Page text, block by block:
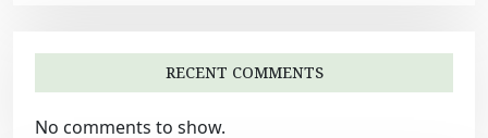
RECENT COMMENTS
No comments to show.